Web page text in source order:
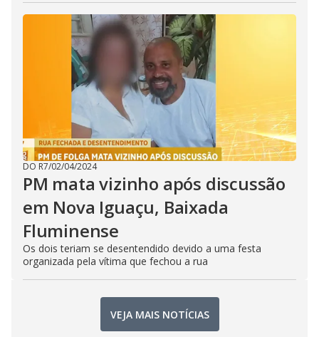
DO R7/02/04/2024
PM mata vizinho após discussão
em Nova Iguaçu, Baixada
Fluminense
Os dois teriam se desentendido devido a uma festa
organizada pela vítima que fechou a rua
VEJA MAIS NOTÍCIAS